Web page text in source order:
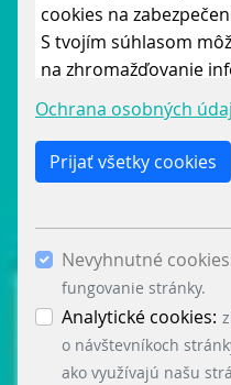
cookies na
S tvojím súhlasom
na zhromažďovanie
stránky, aby sme ju
Kliknutím na „Uložiť
odmietneš použitie
cookies. Povolením
potvrdením cez
použitím ostatných
potvrdiť súhlas s
cookies (nevyhnutné,
klikni na tlačidlo
Nastavenie cookies
Ochrana osobných
Prijať všetky cookies
Nevyhnutné
fungovanie stránky.
Analytické cookies:
o návštevníkoch
ako využívajú našu